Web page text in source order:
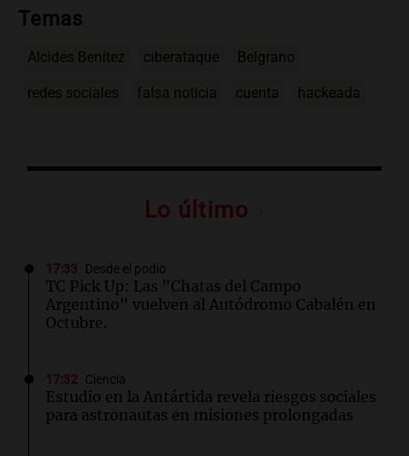
Temas
Alcides Benítez ciberataque Belgrano
redes sociales falsa noticia cuenta hackeada
Lo último
17:33 Desde el podio
TC Pick Up: Las "Chatas del Campo
Argentino" vuelven al Autódromo Cabalén en
Octubre.
17:32 Ciencia
Estudio en la Antártida revela riesgos sociales
para astronautas en misiones prolongadas